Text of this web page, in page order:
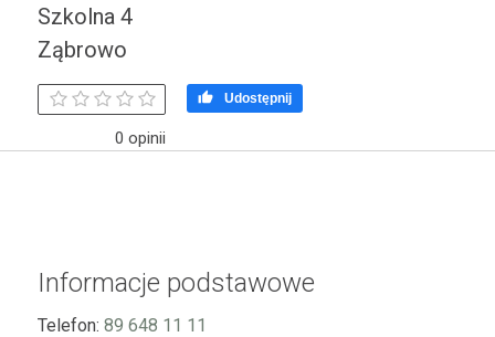
Szkolna 4
Ząbrowo
0 opinii
 Udostępnij
Informacje podstawowe
Telefon: 89 648 11 11